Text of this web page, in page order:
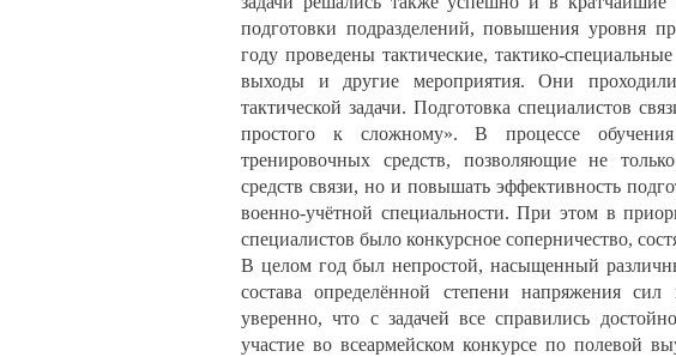
подготовки подразделений, повышения уровня
году проведены тактические, тактико-
выходы и другие мероприятия. Они
тактической задачи. Подготовка специалистов
простого к сложному». В процессе
тренировочных средств, позволяющие не
средств связи, но и повышать эффективность
военно-учётной специальности. При этом в
специалистов было конкурсное соперничество,
В целом год был непростой, насыщенный
состава определённой степени напряжения
уверенно, что с задачей все справились
участие во всеармейском конкурсе по полевой